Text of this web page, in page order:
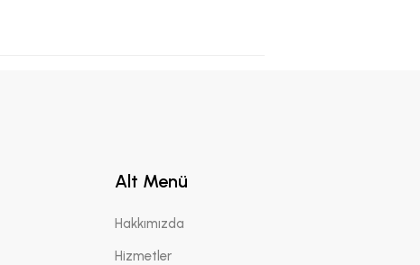
Alt Menü
Hakkımızda
Hizmetler